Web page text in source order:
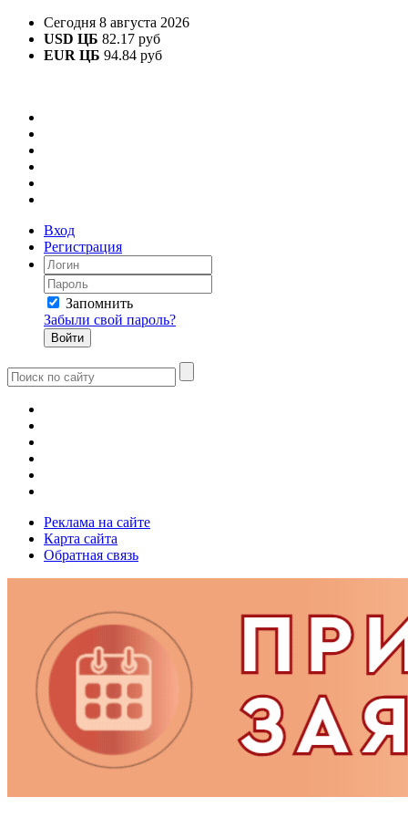
Сегодня 8 августа 2026
USD ЦБ 82.17 руб
EUR ЦБ 94.84 руб
Вход
Регистрация
Запомнить
Забыли свой пароль?
Реклама на сайте
Карта сайта
Обратная связь